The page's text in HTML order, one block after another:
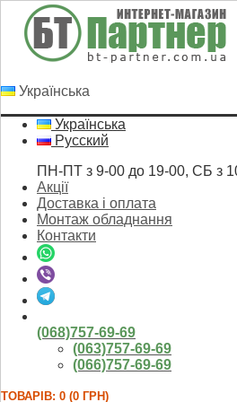
Українська
Українська
Русский
ПН-ПТ з 9-00 до 19-00, СБ з
Акції
Доставка і оплата
Монтаж обладнання
Контакти
(068)757-69-69
(063)757-69-69
(066)757-69-69
ТОВАРІВ: 0 (0 ГРН)